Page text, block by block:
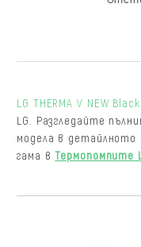
LG THERMA V NEW
LG. Разгледайте
модела в детайлното
гама вТермопомпите